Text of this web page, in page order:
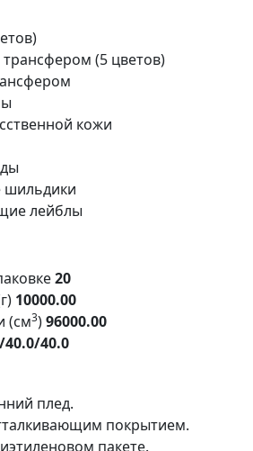
(5 цветов)
кожи
шильдики
лейблы
20
10000.00
(см3)96000.00
40.0/40.0
плед.
покрытием.
пакете.